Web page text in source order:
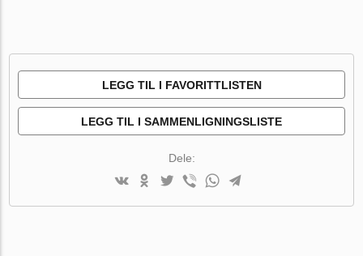
LEGG TIL I FAVORITTLISTEN
LEGG TIL I SAMMENLIGNINGSLISTE
Dele: